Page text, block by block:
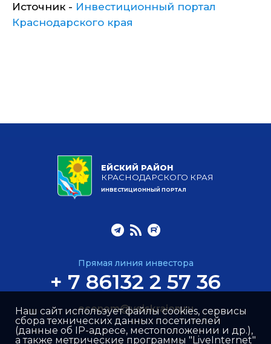
Источник - Инвестиционный портал
Краснодарского края
ЕЙСКИЙ РАЙОН
КРАСНОДАРСКОГО КРАЯ
ИНВЕСТИЦИОННЫЙ ПОРТАЛ
Прямая линия инвестора
+ 7 86132 2 57 36
econom@yeiskraion.ru
Наш сайт использует файлы cookies, сервисы
сбора технических данных посетителей
(данные об IP-адресе, местоположении и др.),
а также метрические программы "LiveInternet"